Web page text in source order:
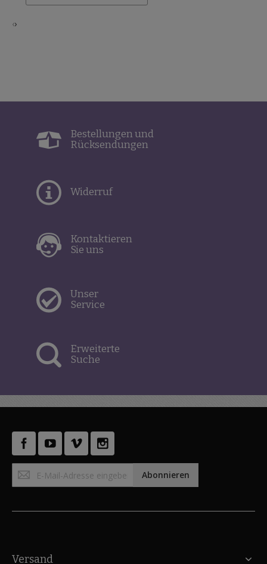
‹›
Bestellungen und
Rücksendungen
Widerruf
Kontaktieren
Sie uns
Unser
Service
Erweiterte
Suche
Anmeldung
zum
Abonnieren
Versand